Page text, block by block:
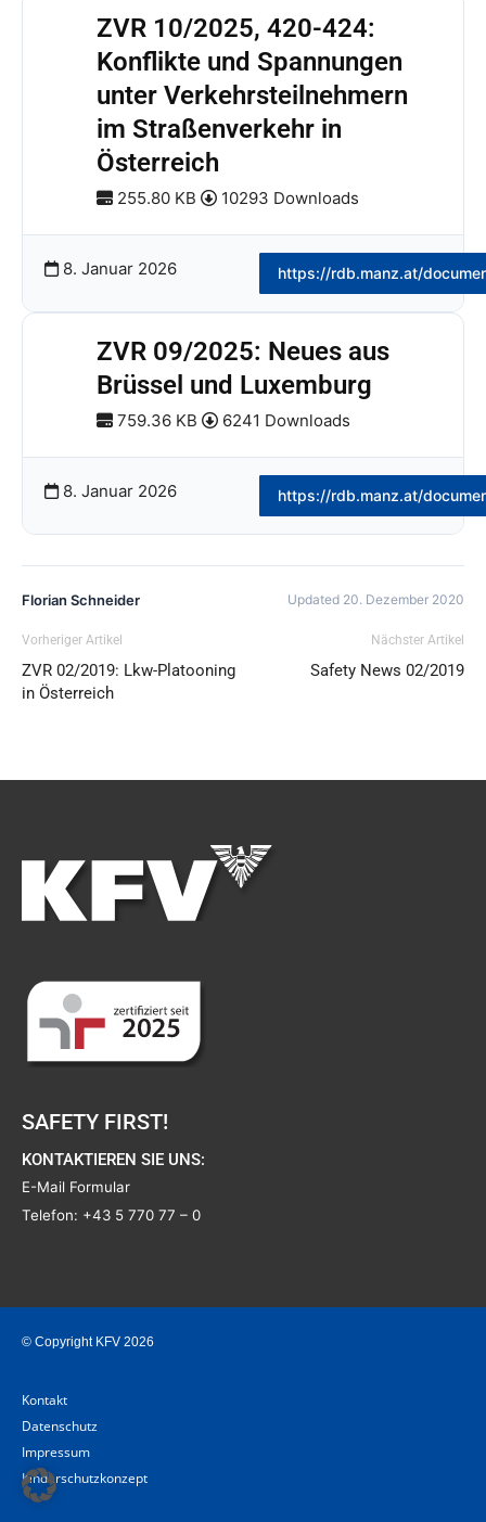
ZVR 10/2025, 420-424:
Konflikte und Spannungen
unter Verkehrsteilnehmern
im Straßenverkehr in
Österreich
255.80 KB 10293 Downloads
8. Januar 2026 https://rdb.manz.at/
ZVR 09/2025: Neues aus
Brüssel und Luxemburg
759.36 KB 6241 Downloads
8. Januar 2026 https://rdb.manz.at/
Florian Schneider Updated 20. Dezember 2020
Vorheriger Artikel
ZVR 02/2019: Lkw-Platooning
in Österreich
Nächster Artikel
Safety News 02/2019
SAFETY FIRST!
KONTAKTIEREN SIE UNS:
E-Mail Formular
Telefon: +43 5 770 77 – 0
© Copyright KFV 2026
Kontakt
Datenschutz
Impressum
Kinderschutzkonzept